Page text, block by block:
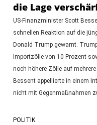
die Lage
US-Finanzminister Scott
schnellen Reaktion auf die
Donald Trump gewarnt.
Importzölle von 10 Prozent
noch höhere Zölle auf
Bessent appellierte in einem
nicht mit Gegenmaßnahmen
POLITIK